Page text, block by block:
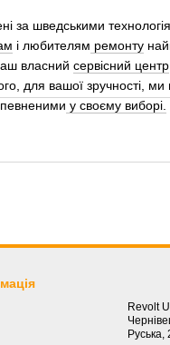
за шведськими
і любителям ремонту
власний сервісний центр
для вашої зручності,
у своєму виборі.
Revolt